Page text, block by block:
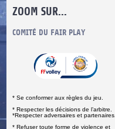
ZOOM SUR...
COMITÉ DU FAIR PLAY
* Se conformer aux règles du jeu.
* Respecter les décisions de l’arbitre.
*Respecter adversaires et partenaires.
* Refuser toute forme de violence et